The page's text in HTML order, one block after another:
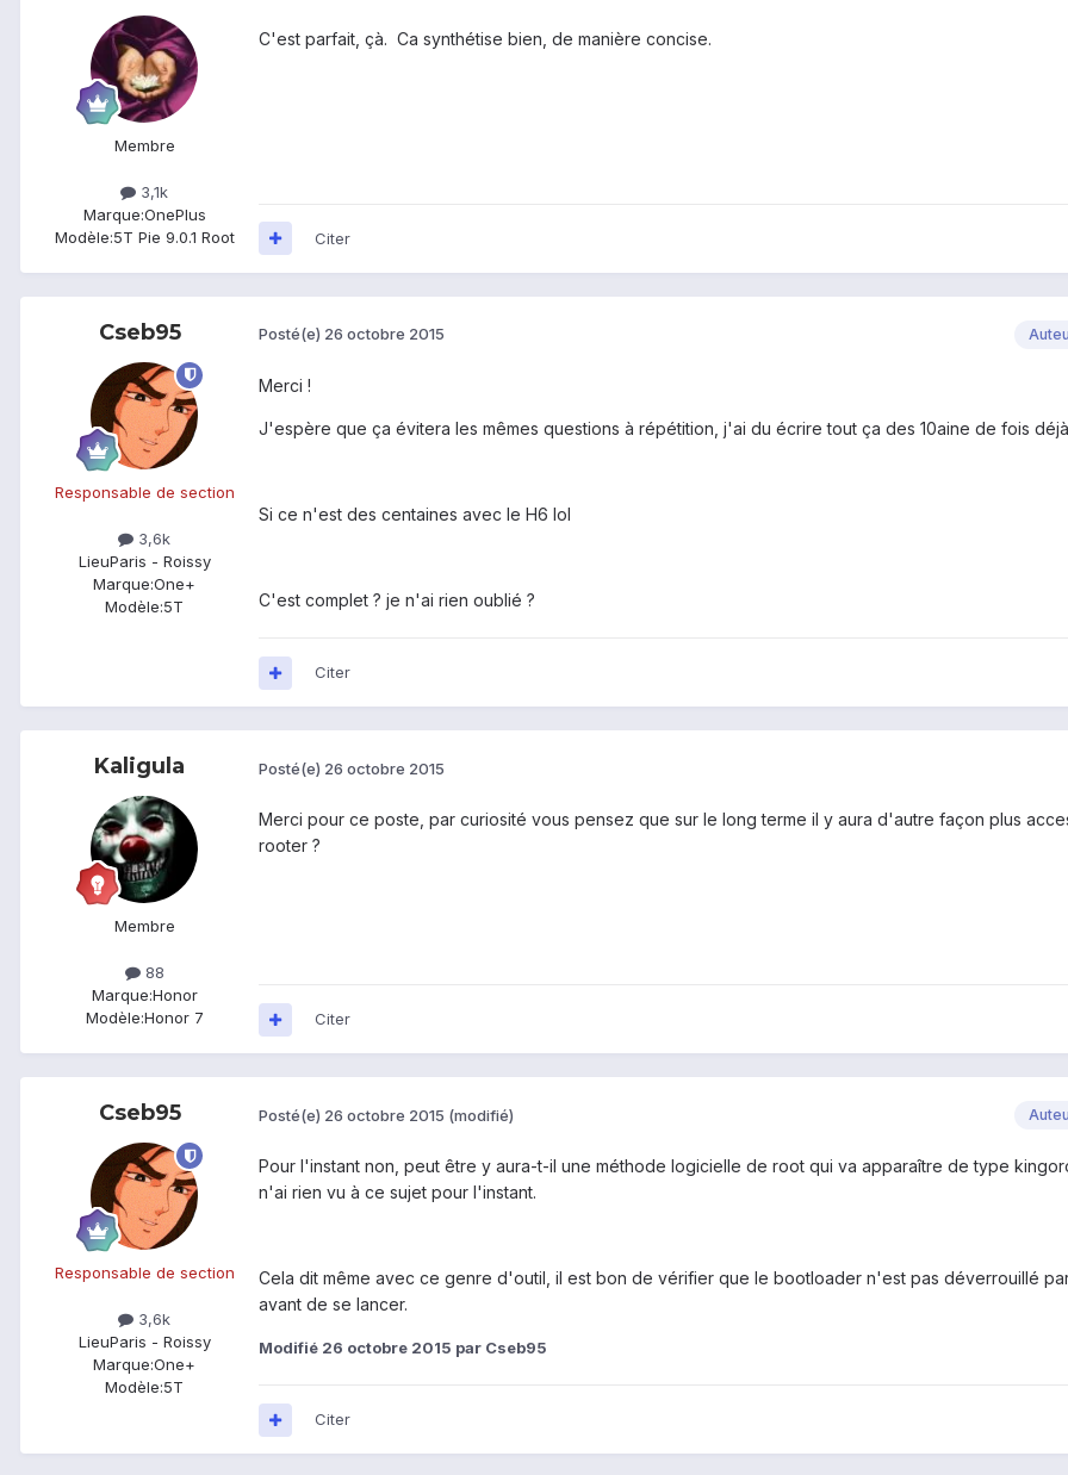
Membre
3,1k
Marque:OnePlus
Modèle:5T Pie 9.0.1 Root
C'est parfait, çà. Ca synthétise bien, de manière concise.
Citer
Cseb95
Responsable de section
3,6k
LieuParis - Roissy
Marque:One+
Modèle:5T
Posté(e) 26 octobre 2015
Merci !
J'espère que ça évitera les mêmes questions à répétition, j'ai du écrire tout ça des 10aine de fois
Si ce n'est des centaines avec le H6 lol
C'est complet ? je n'ai rien oublié ?
Citer
Kaligula
Membre
88
Marque:Honor
Modèle:Honor 7
Posté(e) 26 octobre 2015
Merci pour ce poste, par curiosité vous pensez que sur le long terme il y aura d'autre façon plus
rooter ?
Citer
Cseb95
Responsable de section
3,6k
LieuParis - Roissy
Marque:One+
Modèle:5T
Posté(e) 26 octobre 2015 (modifié)
Pour l'instant non, peut être y aura-t-il une méthode logicielle de root qui va apparaître de type
n'ai rien vu à ce sujet pour l'instant.
Cela dit même avec ce genre d'outil, il est bon de vérifier que le bootloader n'est pas déverrouillé
avant de se lancer.
Modifié 26 octobre 2015 par Cseb95
Citer